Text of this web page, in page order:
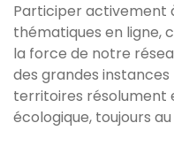
Participer activement
thématiques en ligne,
la force de notre
des grandes instances
territoires résolument
écologique, toujours